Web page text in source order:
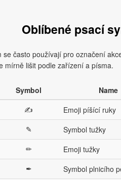
Oblíbené psací
často používají pro označení
mírně lišit podle zařízení a písma.
Symbol
Name
✍
Emoji píšící ruky
✎
Symbol tužky
✏
Emoji tužky
✒
Symbol plnicího